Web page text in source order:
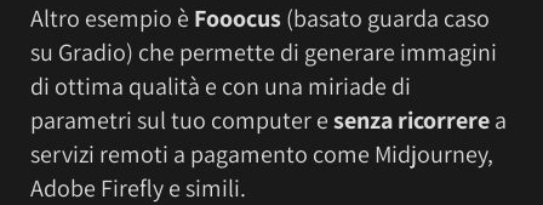
Altro esempio è Fooocus(basato guarda caso
su Gradio) che permette di generare immagini
di ottima qualità e con una miriade di
parametri sul tuo computer esenza ricorrerea
servizi remoti a pagamento come Midjourney,
Adobe Firefly e simili.